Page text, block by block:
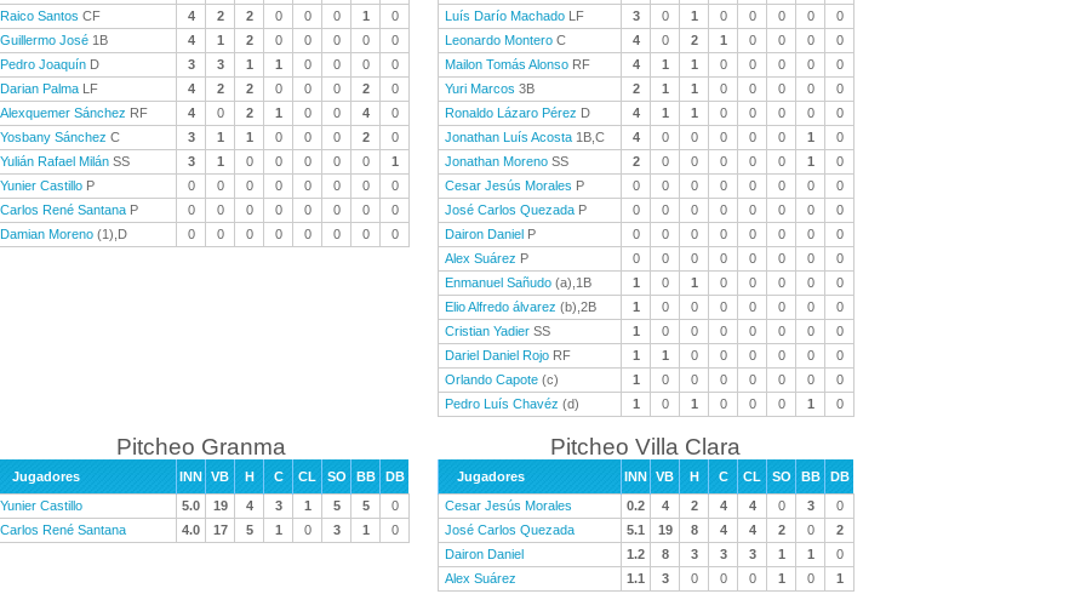
Raico Santos CF 4 2 2 0 0 0 1
0
Guillermo José 1B 4 1 2 0 0 0 0
0
Pedro Joaquín D 3 3 1 1 0 0 0
0
Darian Palma LF 4 2 2 0 0 0 2
0
Alexquemer Sánchez RF 4 0 2 1 0 0 4
0
Yosbany Sánchez C 3 1 1 0 0 0 2
0
Yulián Rafael Milán SS 3 1 0 0 0 0 0
1
Yunier Castillo P 0 0 0 0 0 0 0
0
Carlos René Santana P 0 0 0 0 0 0 0
0
Damian Moreno (1),D 0 0 0 0 0 0 0 0
Luís Darío Machado LF 3 0 1 0 0 0 0
0
Leonardo Montero C 4 0 2 1 0 0 0
0
Mailon Tomás Alonso RF 4 1 1 0 0 0 0
0
Yuri Marcos 3B 2 1 1 0 0 0 0
0
Ronaldo Lázaro Pérez D 4 1 1 0 0 0 0
0
Jonathan Luís Acosta 1B,C 4 0 0 0 0 0 1
0
Jonathan Moreno SS 2 0 0 0 0 0 1
0
Cesar Jesús Morales P 0 0 0 0 0 0 0
0
José Carlos Quezada P 0 0 0 0 0 0 0
0
Dairon Daniel P 0 0 0 0 0 0 0
0
Alex Suárez P 0 0 0 0 0 0 0
0
Enmanuel Sañudo (a),1B 1 0 1 0 0 0 0
0
Elio Alfredo álvarez (b),2B 1 0 0 0 0 0 0
0
Cristian Yadier SS 1 0 0 0 0 0 0
0
Dariel Daniel Rojo RF 1 1 0 0 0 0 0
0
Orlando Capote (c) 1 0 0 0 0 0 0
0
Pedro Luís Chavéz (d) 1 0 1 0 0 0 1 0
Pitcheo Granma
Jugadores INN VB H C CL SO BB
DB
Yunier Castillo
5.0 19 4 3 1 5 5
0
Carlos René Santana
4.0 17 5 1 0 3 1 0
Pitcheo Villa Clara
Jugadores INN VB H C CL SO BB
DB
Cesar Jesús Morales
0.2 4 2 4 4 0 3
0
José Carlos Quezada
5.1 19 8 4 4 2 0
2
Dairon Daniel
1.2 8 3 3 3 1 1
0
Alex Suárez
1.1 3 0 0 0 1 0 1